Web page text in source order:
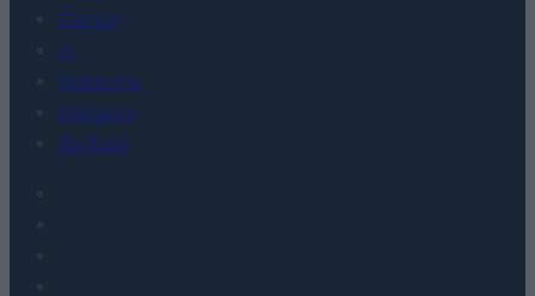
Gaming
AI
Redakcja
Reklama
Kontakt